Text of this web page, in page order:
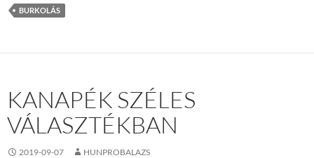
BURKOLÁS
KANAPÉK SZÉLES
VÁLASZTÉKBAN
2019-09-07 HUNPROBALAZS